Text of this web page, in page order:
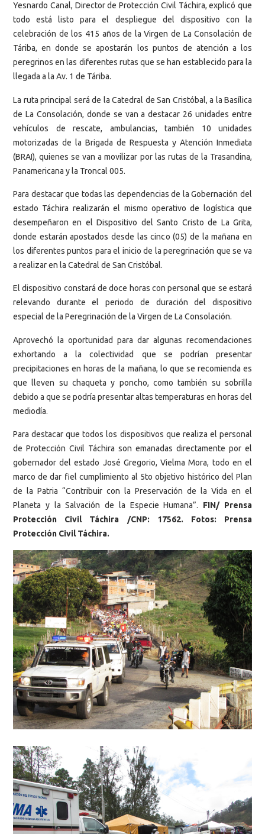
Yesnardo Canal, Director de Protección Civil Táchira, explicó que
todo está listo para el despliegue del dispositivo con la
celebración de los 415 años de la Virgen de La Consolación de
Táriba, en donde se apostarán los puntos de atención a los
peregrinos en las diferentes rutas que se han establecido para la
llegada a la Av. 1 de Táriba.
La ruta principal será de la Catedral de San Cristóbal, a la Basílica
de La Consolación, donde se van a destacar 26 unidades entre
vehículos de rescate, ambulancias, también 10 unidades
motorizadas de la Brigada de Respuesta y Atención Inmediata
(BRAI), quienes se van a movilizar por las rutas de la Trasandina,
Panamericana y la Troncal 005.
Para destacar que todas las dependencias de la Gobernación del
estado Táchira realizarán el mismo operativo de logística que
desempeñaron en el Dispositivo del Santo Cristo de La Grita,
donde estarán apostados desde las cinco (05) de la mañana en
los diferentes puntos para el inicio de la peregrinación que se va
a realizar en la Catedral de San Cristóbal.
El dispositivo constará de doce horas con personal que se estará
relevando durante el periodo de duración del dispositivo
especial de la Peregrinación de la Virgen de La Consolación.
Aprovechó la oportunidad para dar algunas recomendaciones
exhortando a la colectividad que se podrían presentar
precipitaciones en horas de la mañana, lo que se recomienda es
que lleven su chaqueta y poncho, como también su sobrilla
debido a que se podría presentar altas temperaturas en horas del
mediodía.
Para destacar que todos los dispositivos que realiza el personal
de Protección Civil Táchira son emanadas directamente por el
gobernador del estado José Gregorio, Vielma Mora, todo en el
marco de dar fiel cumplimiento al 5to objetivo histórico del Plan
de la Patria “Contribuir con la Preservación de la Vida en el
Planeta y la Salvación de la Especie Humana”. FIN/ Prensa
Protección Civil Táchira /CNP: 17562. Fotos: Prensa
Protección Civil Táchira.